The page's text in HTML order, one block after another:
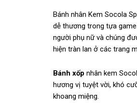
Bánh nhân Kem Socola
dễ thương trong tựa
người phụ nữ và chúng
hiện tràn lan ở các trang
Bánh xốp nhân kem
hương vị tuyệt vời, khó
khoang miệng.